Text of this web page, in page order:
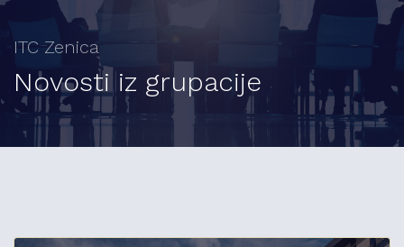
ITC Zenica
Novosti iz grupacije